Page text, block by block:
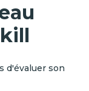
d'évaluer son